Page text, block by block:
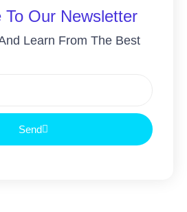
To Our Newsletter
Learn From The Best
Send